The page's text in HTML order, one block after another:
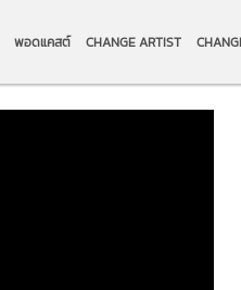
พอดแคสต์ CHANGE ARTIST